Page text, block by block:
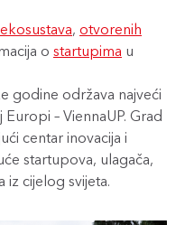
, otvorenih
o startupima u
godine održava najveći
– ViennaUP. Grad
centar inovacija i
startupova, ulagača,
iz cijelog svijeta.